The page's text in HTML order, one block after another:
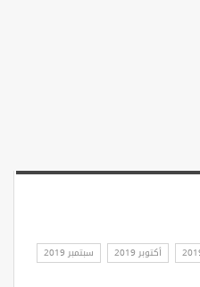
أكتوبر 2019
سبتمبر 2019